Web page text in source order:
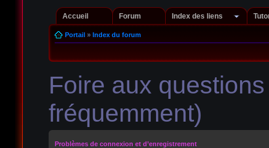
Accueil Forum Index des liens
Portail» Index du forum
Foire aux
fréquemment)
Problèmes de connexion et d’enregistrement